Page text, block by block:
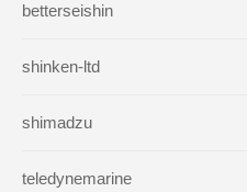
betterseishin
shinken-ltd
shimadzu
teledynemarine